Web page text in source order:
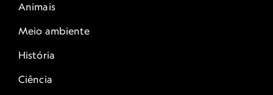
Animais
Meio ambiente
História
Ciência